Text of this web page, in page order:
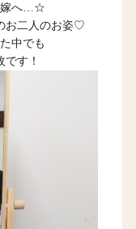
嫁へ…☆
お二人のお姿♡
中でも
す！